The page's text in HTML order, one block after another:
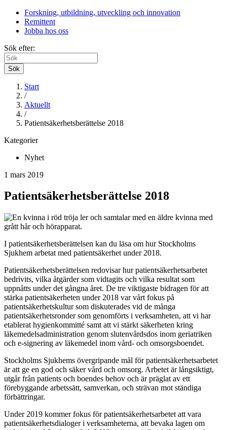
Forskning, utbildning, utveckling och innovation
Remittent
Jobba hos oss
Sök efter:
Sök
Start
/
Aktuellt
/
Patientsäkerhetsberättelse 2018
Kategorier
Nyhet
1 mars 2019
Patientsäkerhetsberättelse 2018
I patientsäkerhetsberättelsen kan du läsa om hur Stockholms
Sjukhem arbetat med patientsäkerhet under 2018.
Patientsäkerhetsberättelsen redovisar hur patientsäkerhetsarbetet
bedrivits, vilka åtgärder som vidtagits och vilka resultat som
uppnåtts under det gångna året. De tre viktigaste bidragen för att
stärka patientsäkerheten under 2018 var vårt fokus på
patientsäkerhetskultur som diskuterades vid de många
patientsäkerhetsronder som genomförts i verksamheten, att vi har
etablerat hygienkommitté samt att vi stärkt säkerheten kring
läkemedelsadministration genom slutenvårdsdos inom geriatriken
och e-signering av läkemedel inom vård- och omsorgsboendet.
Stockholms Sjukhems övergripande mål för patientsäkerhetsarbetet
är att ge en god och säker vård och omsorg. Arbetet är långsiktigt,
utgår från patients och boendes behov och är präglat av ett
förebyggande arbetssätt, samverkan, och strävan mot ständiga
förbättringar.
Under 2019 kommer fokus för patientsäkerhetsarbetet att vara
patientsäkerhetsdialoger i verksamheterna, att bevaka lagen om